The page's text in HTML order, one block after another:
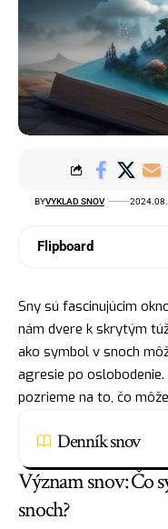
BYVYKLAD SNOV
Flipboard
Sny sú fascinujúcim
nám dvere k skrytým
ako symbol v snoch
agresie po
pozrieme na to, čo
Denník snov
Význam snov: Čo
snoch?